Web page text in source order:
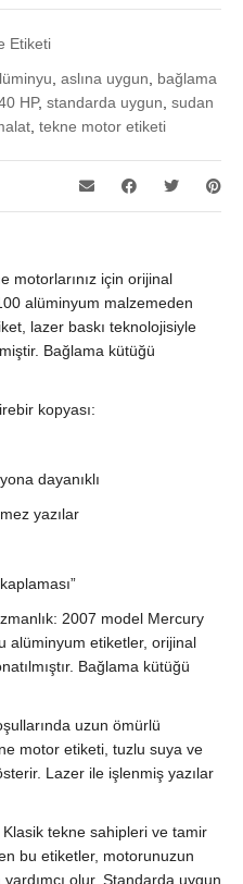
Etiketi
aslına uygun
bağlama
HP, standarda uygun sudan
tekne motor etiketi
motorlarınız için orijinal
alüminyum malzemeden
lazer baskı teknolojisiyle
Bağlama kütüğü
kopyası:
dayanıklı
yazılar
2007 model Mercury
alüminyum etiketler, orijinal
Bağlama kütüğü
uzun ömürlü
motor etiketi, tuzlu suya ve
Lazer ile işlenmiş yazılar
tekne sahipleri ve tamir
bu etiketler, motorunuzun
olur. Standarda uygun